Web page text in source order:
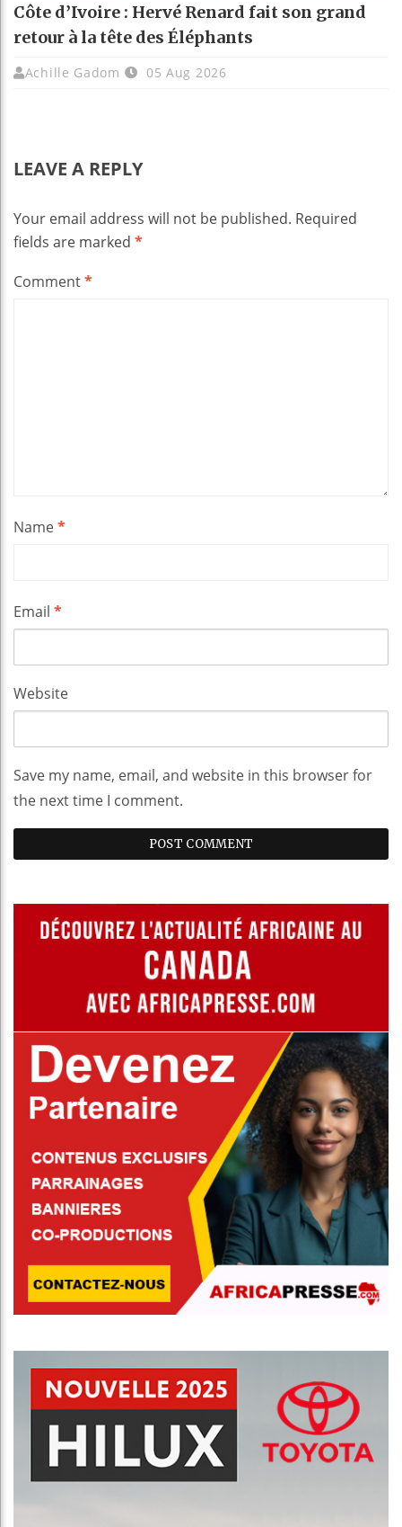
Côte d’Ivoire : Hervé Renard fait son grand
retour à la tête des Éléphants
Achille Gadom 05 Aug 2026
LEAVE A REPLY
Your email address will not be published. Required
fields are marked *
Comment*
Name*
Email *
Website
Save my name, email, and website in this browser for
the next time I comment.